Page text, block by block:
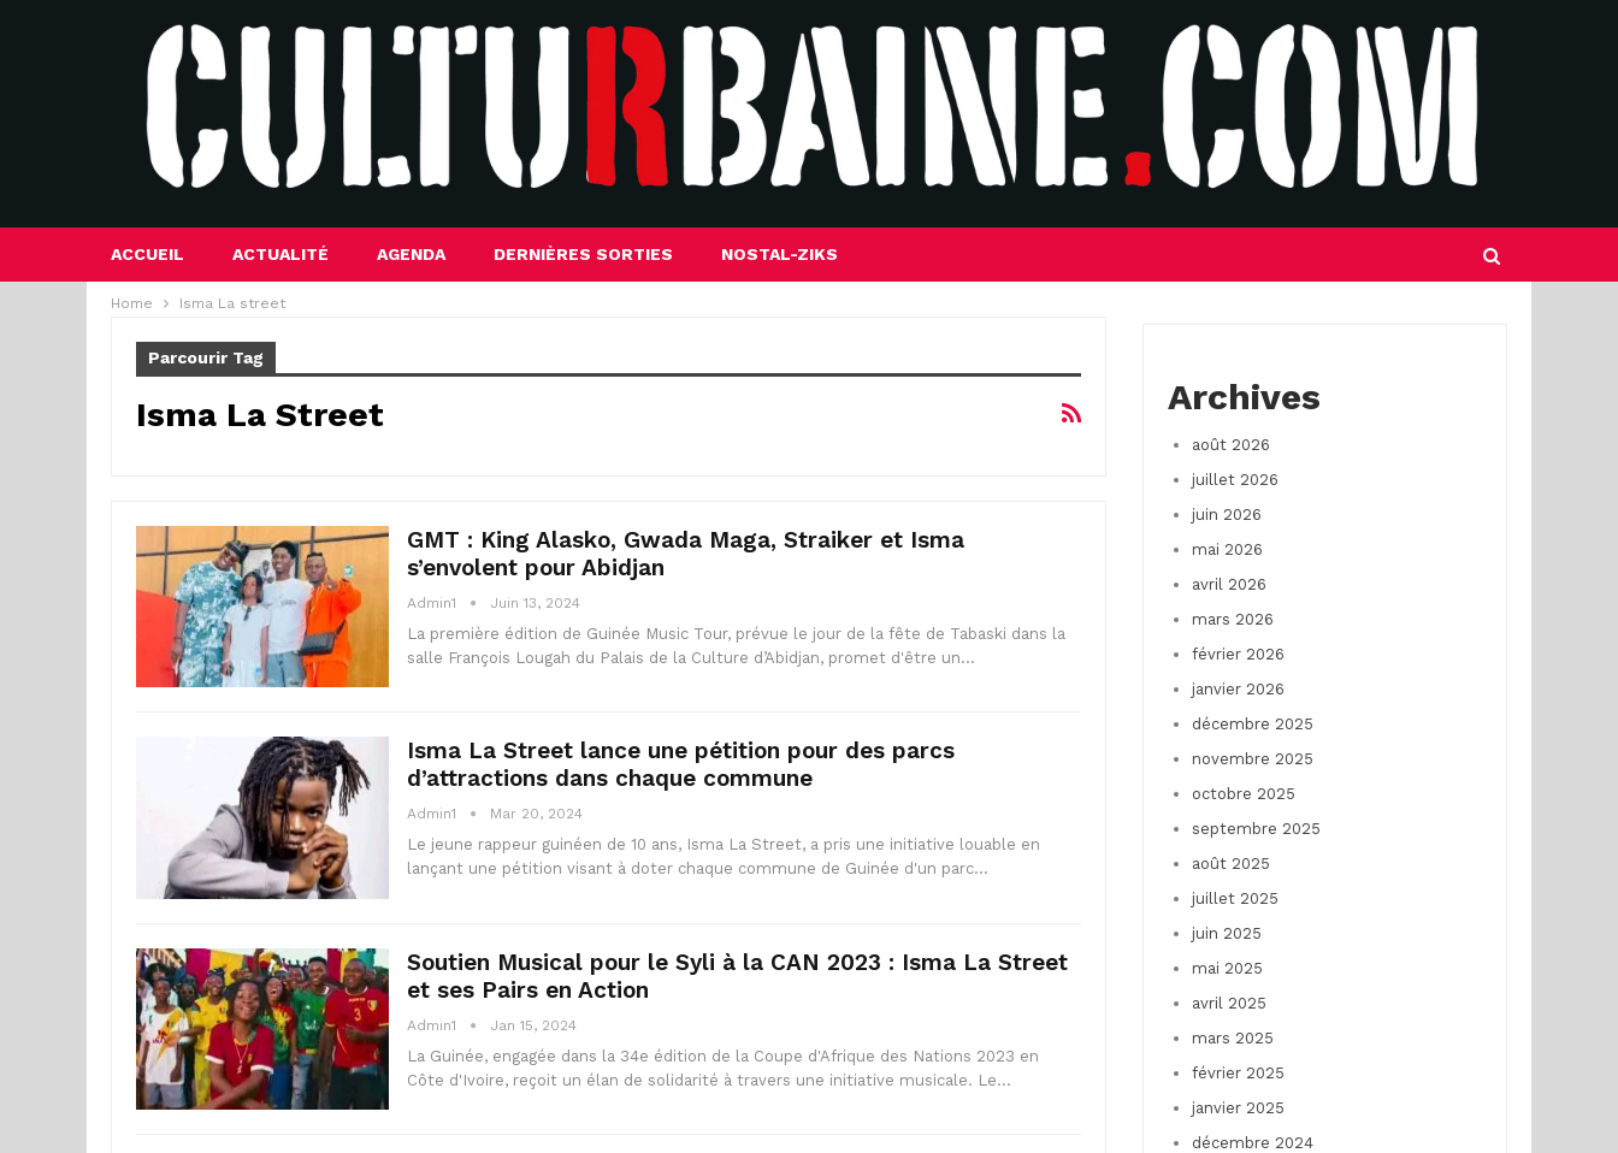
ACCUEIL ACTUALITÉ AGENDA DERNIÈRES SORTIES NOSTAL-ZIKS
Home Isma La street
Parcourir Tag
Isma La Street
GMT : King Alasko, Gwada Maga, Straiker et Isma
s’envolent pour Abidjan
Admin1 Juin 13, 2024
La première édition de Guinée Music Tour, prévue le jour de la fête de Tabaski dans la
salle François Lougah du Palais de la Culture d’Abidjan, promet d'être un…
Isma La Street lance une pétition pour des parcs
d’attractions dans chaque commune
Admin1 Mar 20, 2024
Le jeune rappeur guinéen de 10 ans, Isma La Street, a pris une initiative louable en
lançant une pétition visant à doter chaque commune de Guinée d'un parc…
Soutien Musical pour le Syli à la CAN 2023 : Isma La Street
et ses Pairs en Action
Admin1 Jan 15, 2024
La Guinée, engagée dans la 34e édition de la Coupe d'Afrique des Nations 2023 en
Côte d'Ivoire, reçoit un élan de solidarité à travers une initiative musicale. Le…
Archives
août 2026
juillet 2026
juin 2026
mai 2026
avril 2026
mars 2026
février 2026
janvier 2026
décembre 2025
novembre 2025
octobre 2025
septembre 2025
août 2025
juillet 2025
juin 2025
mai 2025
avril 2025
mars 2025
février 2025
janvier 2025
décembre 2024